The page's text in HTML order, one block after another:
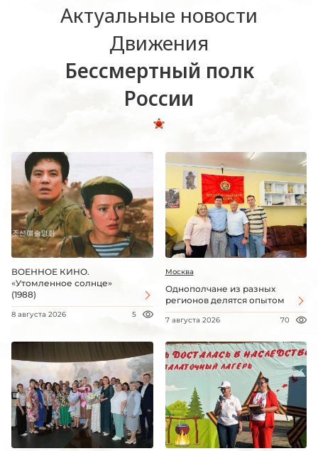
Актуальные новости
Движения
Бессмертный полк
России
ВОЕННОЕ КИНО.
«Утомленное солнце»
(1988)
8 августа 2026 5
Москва
Однополчане из разных
регионов делятся опытом
7 августа 2026 70